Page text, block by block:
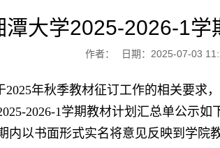
潭大学2025-2026-1
作者： 日期：2025-07-03
2025年秋季教材征订工作的相关要求
2026-1学期教材计划汇总单公示如
内以书面形式实名将意见反映到学院教